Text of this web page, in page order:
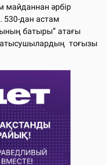
майданнан әрбір
530-дан астам
батыры” атағы
тоғызы